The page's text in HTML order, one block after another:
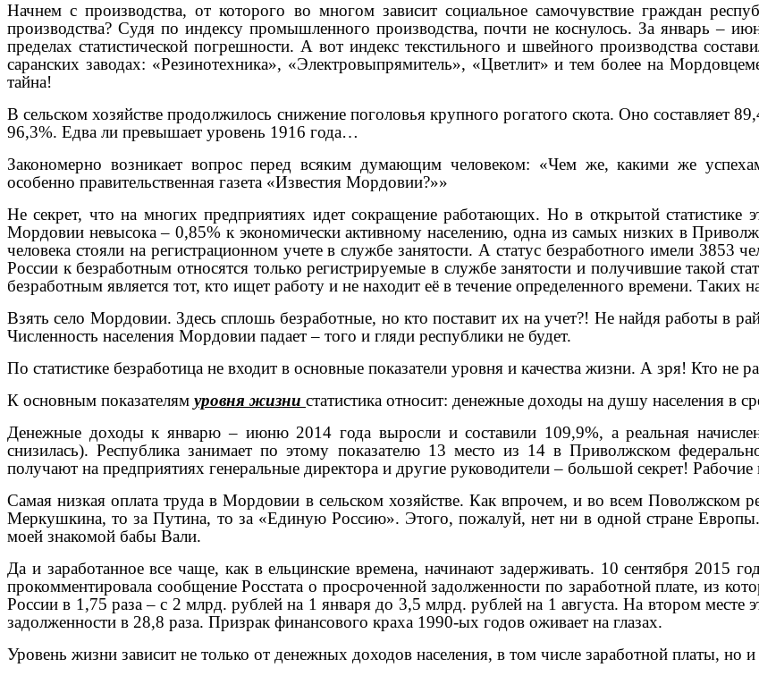
Начнем с производства, от которого во многом зависит социальное самочувствие граждан
производства? Судя по индексу промышленного производства, почти не коснулось. За январь –
пределах статистической погрешности. А вот индекс текстильного и швейного производства
саранских заводах: «Резинотехника», «Электровыпрямитель», «Цветлит» и тем более на
тайна!
В сельском хозяйстве продолжилось снижение поголовья крупного рогатого скота. Оно составляет
96,3%. Едва ли превышает уровень 1916 года…
Закономерно возникает вопрос перед всяким думающим человеком: «Чем же, какими же
особенно правительственная газета «Известия Мордовии?»»
Не секрет, что на многих предприятиях идет сокращение работающих. Но в открытой статистике
Мордовии невысока – 0,85% к экономически активному населению, одна из самых низких в
человека стояли на регистрационном учете в службе занятости. А статус безработного имели 3853
России к безработным относятся только регистрируемые в службе занятости и получившие такой
безработным является тот, кто ищет работу и не находит её в течение определенного времени. Таких
Взять село Мордовии. Здесь сплошь безработные, но кто поставит их на учет?! Не найдя работы в
Численность населения Мордовии падает – того и гляди республики не будет.
По статистике безработица не входит в основные показатели уровня и качества жизни. А зря! Кто не
К основным показателям уровня жизни статистика относит: денежные доходы на душу населения в
Денежные доходы к январю – июню 2014 года выросли и составили 109,9%, а реальная
снизилась). Республика занимает по этому показателю 13 место из 14 в Приволжском
получают на предприятиях генеральные директора и другие руководители – большой секрет!
Самая низкая оплата труда в Мордовии в сельском хозяйстве. Как впрочем, и во всем Поволжском
Меркушкина, то за Путина, то за «Единую Россию». Этого, пожалуй, нет ни в одной стране
моей знакомой бабы Вали.
Да и заработанное все чаще, как в ельцинские времена, начинают задерживать. 10 сентября 2015
прокомментировала сообщение Росстата о просроченной задолженности по заработной плате, из
России в 1,75 раза – с 2 млрд. рублей на 1 января до 3,5 млрд. рублей на 1 августа. На втором месте
задолженности в 28,8 раза. Призрак финансового краха 1990-ых годов оживает на глазах.
Уровень жизни зависит не только от денежных доходов населения, в том числе заработной платы, но